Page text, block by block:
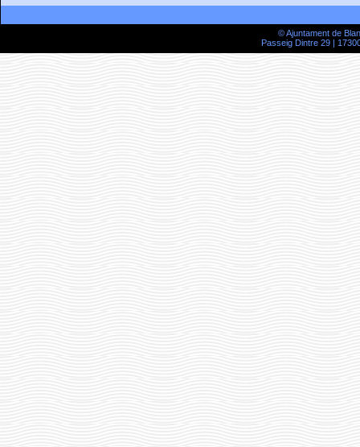
© Ajuntament de
Passeig Dintre 29 |